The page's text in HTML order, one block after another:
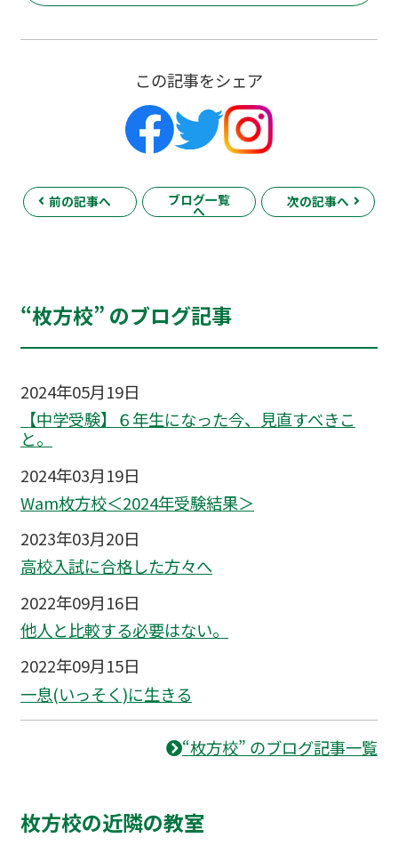
この記事をシェア
前の記事へ ブログ一覧
へ
次の記事へ
“枚方校” のブログ記事
2024年05月19日
【中学受験】６年生になった今、見直すべきこ
と。
2024年03月19日
Wam枚方校＜2024年受験結果＞
2023年03月20日
高校入試に合格した方々へ
2022年09月16日
他人と比較する必要はない。
2022年09月15日
一息(いっそく)に生きる
“枚方校” のブログ記事一覧
枚方校の近隣の教室